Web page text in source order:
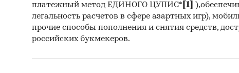
платежный метод ЕДИНОГО ЦУПИС* [1]
легальность расчетов в сфере азартных игр),
прочие способы пополнения и снятия средств,
российских букмекеров.